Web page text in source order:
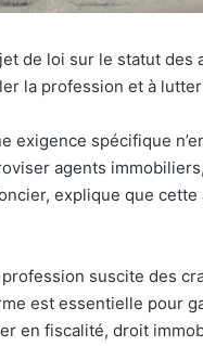
de loi sur le statut des
la profession et à
exigence spécifique
agents
explique que
profession suscite des
est essentielle pour
en fiscalité, droit